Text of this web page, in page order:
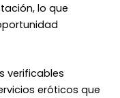
lo que
verificables
eróticos que